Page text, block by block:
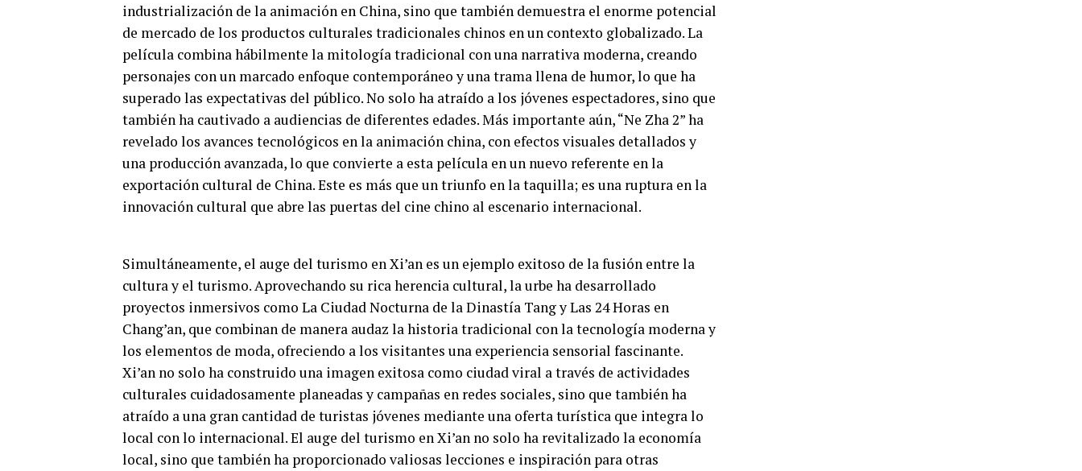
industrialización de la animación en China, sino que también demuestra el enorme potencial
de mercado de los productos culturales tradicionales chinos en un contexto globalizado. La
película combina hábilmente la mitología tradicional con una narrativa moderna, creando
personajes con un marcado enfoque contemporáneo y una trama llena de humor, lo que ha
superado las expectativas del público. No solo ha atraído a los jóvenes espectadores, sino que
también ha cautivado a audiencias de diferentes edades. Más importante aún, “Ne Zha 2” ha
revelado los avances tecnológicos en la animación china, con efectos visuales detallados y
una producción avanzada, lo que convierte a esta película en un nuevo referente en la
exportación cultural de China. Este es más que un triunfo en la taquilla; es una ruptura en la
innovación cultural que abre las puertas del cine chino al escenario internacional.
Simultáneamente, el auge del turismo en Xi’an es un ejemplo exitoso de la fusión entre la
cultura y el turismo. Aprovechando su rica herencia cultural, la urbe ha desarrollado
proyectos inmersivos como La Ciudad Nocturna de la Dinastía Tang y Las 24 Horas en
Chang’an, que combinan de manera audaz la historia tradicional con la tecnología moderna y
los elementos de moda, ofreciendo a los visitantes una experiencia sensorial fascinante.
Xi’an no solo ha construido una imagen exitosa como ciudad viral a través de actividades
culturales cuidadosamente planeadas y campañas en redes sociales, sino que también ha
atraído a una gran cantidad de turistas jóvenes mediante una oferta turística que integra lo
local con lo internacional. El auge del turismo en Xi’an no solo ha revitalizado la economía
local, sino que también ha proporcionado valiosas lecciones e inspiración para otras